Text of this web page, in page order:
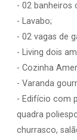
- 02 banheiros
- Lavabo;
- 02 vagas de
- Living dois
- Cozinha
- Varanda
- Edifício com
quadra
churrasco,